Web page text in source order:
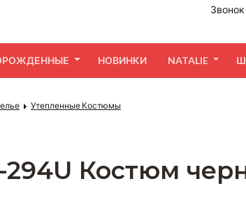
НОВИНКИ NATALIE
Утепленные Костюмы
294U Костюм